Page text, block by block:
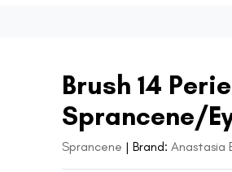
Brush 14
Sprancene/
Sprancene | Brand: Anastasia